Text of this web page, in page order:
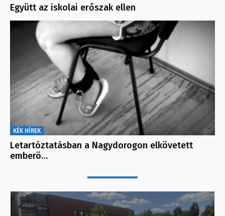
Együtt az iskolai erőszak ellen
KÉK HÍREK
Letartóztatásban a Nagydorogon elkövetett
emberö…